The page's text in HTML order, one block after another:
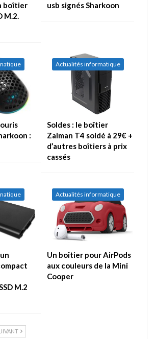
boîtier
M.2.
usb signés Sharkoon
:
Actualités informatique
Soldes : le boîtier
Zalman T4 soldé à 29€ +
d’autres boîtiers à prix
cassés
M.2
Actualités informatique
Un boîtier pour AirPods
aux couleurs de la Mini
Cooper